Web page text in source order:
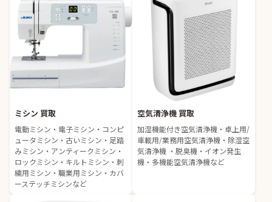
ミシン 買取
電動ミシン・電子ミシン・コンピ
ュータミシン・古いミシン・足踏
みミシン・アンティークミシン・
ロックミシン・キルトミシン・刺
繍用ミシン・職業用ミシン・カバ
ーステッチミシンなど
空気清浄機 買取
加湿機能付き空気清浄機・卓上用/
車載用/業務用空気清浄機・除湿空
気清浄機 ・脱臭機・イオン発生
機・多機能空気清浄機など